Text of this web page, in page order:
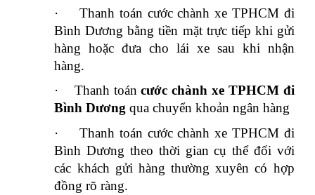
·
Thanh toán cước chành xe TPHCM đi
Bình Dương bằng tiền mặt trực tiếp khi gửi
hàng hoặc đưa cho lái xe sau khi nhận
hàng.
·
Thanh toáncước chành xe TPHCM đi
Bình Dương qua chuyển khoản ngân hàng
·
Thanh toán cước chành xe TPHCM đi
Bình Dương theo thời gian cụ thể đối với
các khách gửi hàng thường xuyên có hợp
đồng rõ ràng.